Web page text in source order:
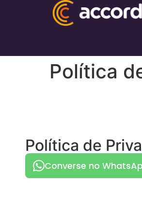
Política
Política de
Converse no